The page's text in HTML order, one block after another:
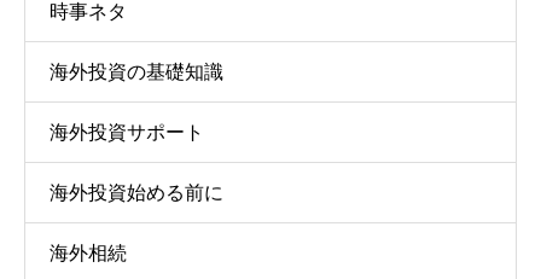
時事ネタ
海外投資の基礎知識
海外投資サポート
海外投資始める前に
海外相続